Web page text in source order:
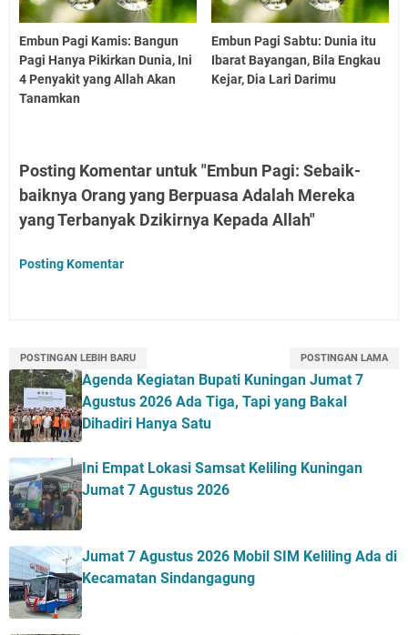
Embun Pagi Kamis: Bangun
Pagi Hanya Pikirkan Dunia, Ini
4 Penyakit yang Allah Akan
Tanamkan
Embun Pagi Sabtu: Dunia itu
Ibarat Bayangan, Bila Engkau
Kejar, Dia Lari Darimu
Posting Komentar untuk "Embun Pagi: Sebaik-
baiknya Orang yang Berpuasa Adalah Mereka
yang Terbanyak Dzikirnya Kepada Allah"
Posting Komentar
POSTINGAN LEBIH BARU POSTINGAN LAMA
Agenda Kegiatan Bupati Kuningan Jumat 7
Agustus 2026 Ada Tiga, Tapi yang Bakal
Dihadiri Hanya Satu
Ini Empat Lokasi Samsat Keliling Kuningan
Jumat 7 Agustus 2026
Jumat 7 Agustus 2026 Mobil SIM Keliling Ada di
Kecamatan Sindangagung